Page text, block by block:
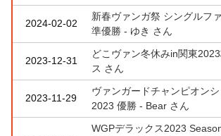
2024-02-02
新春ヴァンガ祭 シングルフ
準優勝 - ゆき さん
2023-12-31
どこヴァン冬休みin関東
ス さん
2023-11-29
ヴァンガードチャンピオン
2023 優勝 - Bear さん
WGPデラックス2023